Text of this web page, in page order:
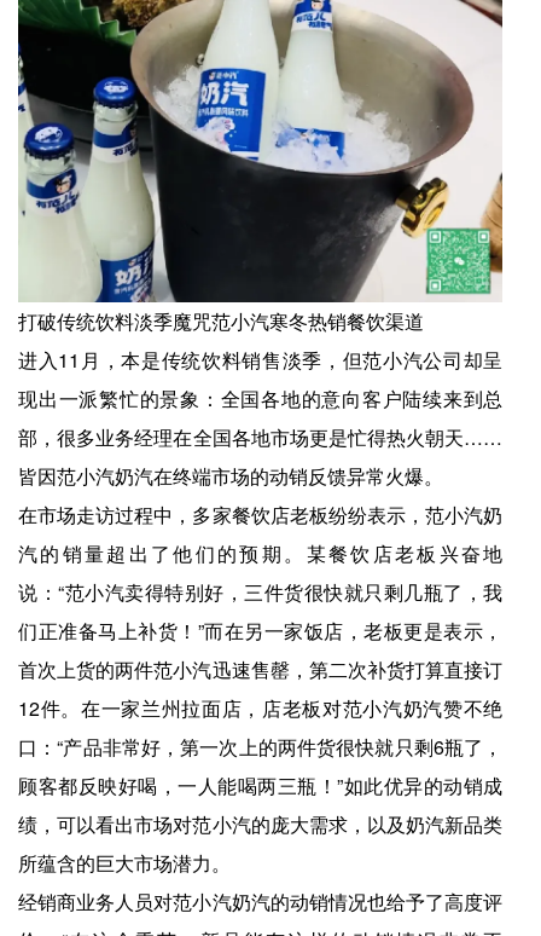
打破传统饮料淡季魔咒范小汽寒冬热销餐饮渠道
进入11月，本是传统饮料销售淡季，但范小汽公司却呈
现出一派繁忙的景象：全国各地的意向客户陆续来到总
部，很多业务经理在全国各地市场更是忙得热火朝天……
皆因范小汽奶汽在终端市场的动销反馈异常火爆。
在市场走访过程中，多家餐饮店老板纷纷表示，范小汽奶
汽的销量超出了他们的预期。某餐饮店老板兴奋地
说：“范小汽卖得特别好，三件货很快就只剩几瓶了，我
们正准备马上补货！”而在另一家饭店，老板更是表示，
首次上货的两件范小汽迅速售罄，第二次补货打算直接订
12件。在一家兰州拉面店，店老板对范小汽奶汽赞不绝
口：“产品非常好，第一次上的两件货很快就只剩6瓶了，
顾客都反映好喝，一人能喝两三瓶！”如此优异的动销成
绩，可以看出市场对范小汽的庞大需求，以及奶汽新品类
所蕴含的巨大市场潜力。
经销商业务人员对范小汽奶汽的动销情况也给予了高度评